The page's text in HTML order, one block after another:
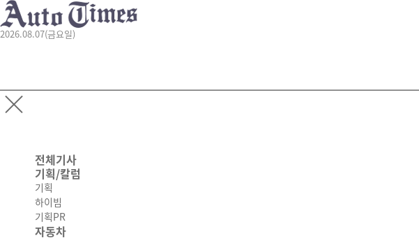
2026.08.07(금요일)
전체기사
기획/칼럼
기획
하이빔
기획PR
자동차